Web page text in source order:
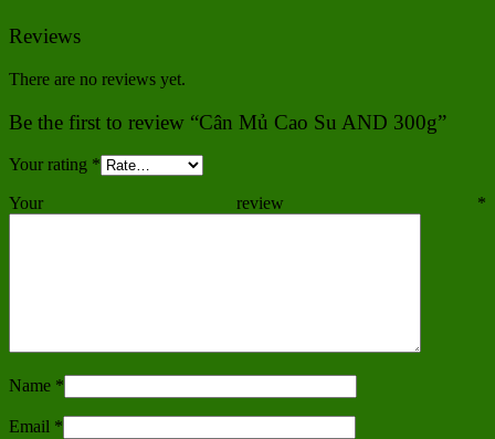
Reviews
There are no reviews yet.
Be the first to review “Cân Mủ Cao Su AND 300g”
Your rating *
Your review *
Name *
Email *